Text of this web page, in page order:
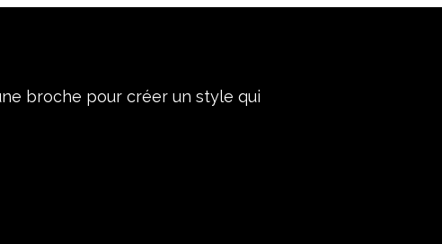
broche pour créer un style qui